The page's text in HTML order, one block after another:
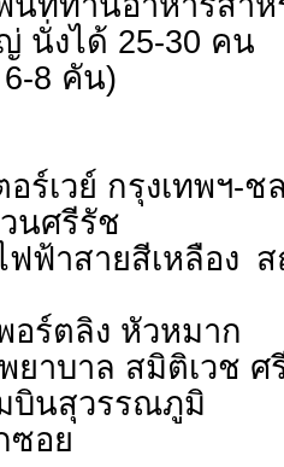
นั่งได้ 25-30 คน
8 คัน)
อร์เวย์ กรุงเทพฯ-ช
นศรีรัช
ฟ้าสายสีเหลือง
อร์ตลิง หัวหมาก
ยาบาล สมิติเวช
บินสุวรรณภูมิ
ซอย